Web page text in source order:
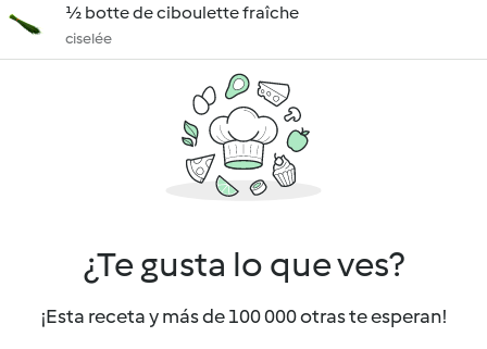
½ botte de ciboulette fraîche
ciselée
¿Te gusta lo que ves?
¡Esta receta y más de 100 000 otras te esperan!